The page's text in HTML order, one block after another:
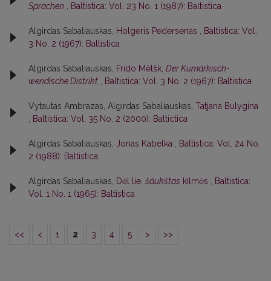
Sprachen
Baltistica: Vol. 23 No. 1 (1987): Baltistica
Algirdas Sabaliauskas, Holgeris Pedersenas
Baltistica: Vol.
3 No. 2 (1967): Baltistica
Algirdas Sabaliauskas, Frido Mĕtšk, Der Kumärkisch-
wendische Distrikt
Baltistica: Vol. 3 No. 2 (1967): Baltistica
Vytautas Ambrazas, Algirdas Sabaliauskas, Tatjana Bulygina
Baltistica: Vol. 35 No. 2 (2000): Baltictica
Algirdas Sabaliauskas, Jonas Kabelka
Baltistica: Vol. 24 No.
2 (1988): Baltistica
Algirdas Sabaliauskas, Dėl lie. šáukštas kilmės
Baltistica:
Vol. 1 No. 1 (1965): Baltistica
<< < 1 2 3 4 5 > >>